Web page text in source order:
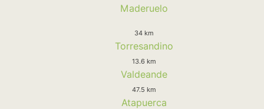
Maderuelo
34 km
Torresandino
13.6 km
Valdeande
47.5 km
Atapuerca